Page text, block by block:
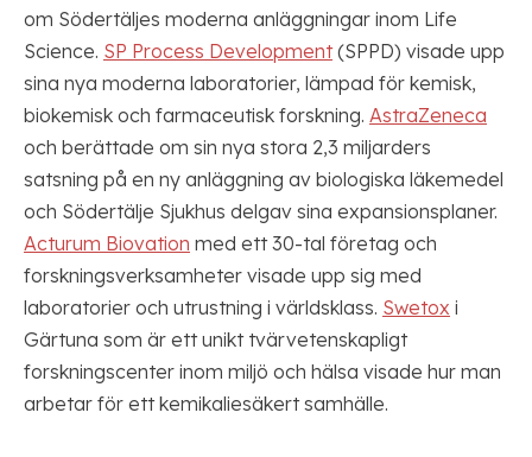
om Södertäljes moderna anläggningar inom Life
Science. SP Process Development(SPPD) visade upp
sina nya moderna laboratorier, lämpad för kemisk,
biokemisk och farmaceutisk forskning. AstraZeneca
och berättade om sin nya stora 2,3 miljarders
satsning på en ny anläggning av biologiska läkemedel
och Södertälje Sjukhus delgav sina expansionsplaner.
Acturum Biovation med ett 30-tal företag och
forskningsverksamheter visade upp sig med
laboratorier och utrustning i världsklass. Swetox i
Gärtuna som är ett unikt tvärvetenskapligt
forskningscenter inom miljö och hälsa visade hur man
arbetar för ett kemikaliesäkert samhälle.